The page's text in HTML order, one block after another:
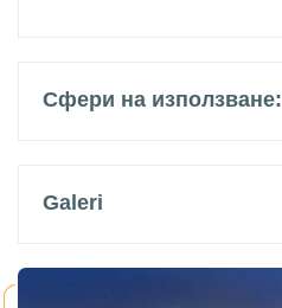
Сфери на използване:
Galeri